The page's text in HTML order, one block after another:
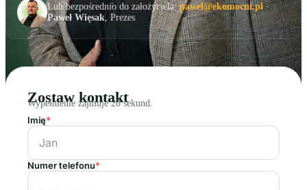
Lub bezpośrednio do założyciela:pawel@ekomocni.pl·
Paweł Więsak, Prezes
Zostaw kontakt
Wypełnienie zajmuje 20 sekund.
Imię*
Numer telefonu*